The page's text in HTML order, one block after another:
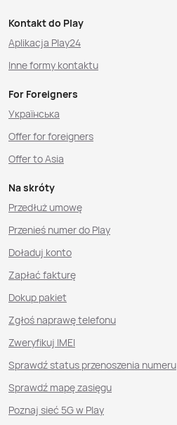
Kontakt do Play
Aplikacja Play24
Inne formy kontaktu
For Foreigners
Українська
Offer for foreigners
Offer to Asia
Na skróty
Przedłuż umowę
Przenieś numer do Play
Doładuj konto
Zapłać fakturę
Dokup pakiet
Zgłoś naprawę telefonu
Zweryfikuj IMEI
Sprawdź status przenoszenia numeru
Sprawdź mapę zasięgu
Poznaj sieć 5G w Play